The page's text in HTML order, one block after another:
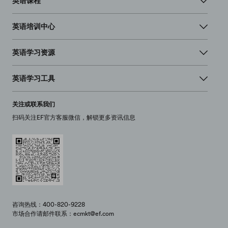
英语培训中心
英语学习资源
英语学习工具
关注或联系我们
扫码关注EF官方客服微信，解锁更多资讯信息
咨询热线：400-820-9228
市场合作请邮件联系：ecmkt@ef.com